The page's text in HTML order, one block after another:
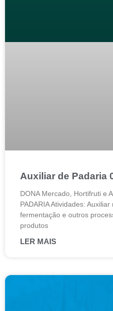
Auxiliar de Padaria
DONA Mercado, Hortifruti e
PADARIA Atividades:
fermentação e outros
produtos
LER MAIS